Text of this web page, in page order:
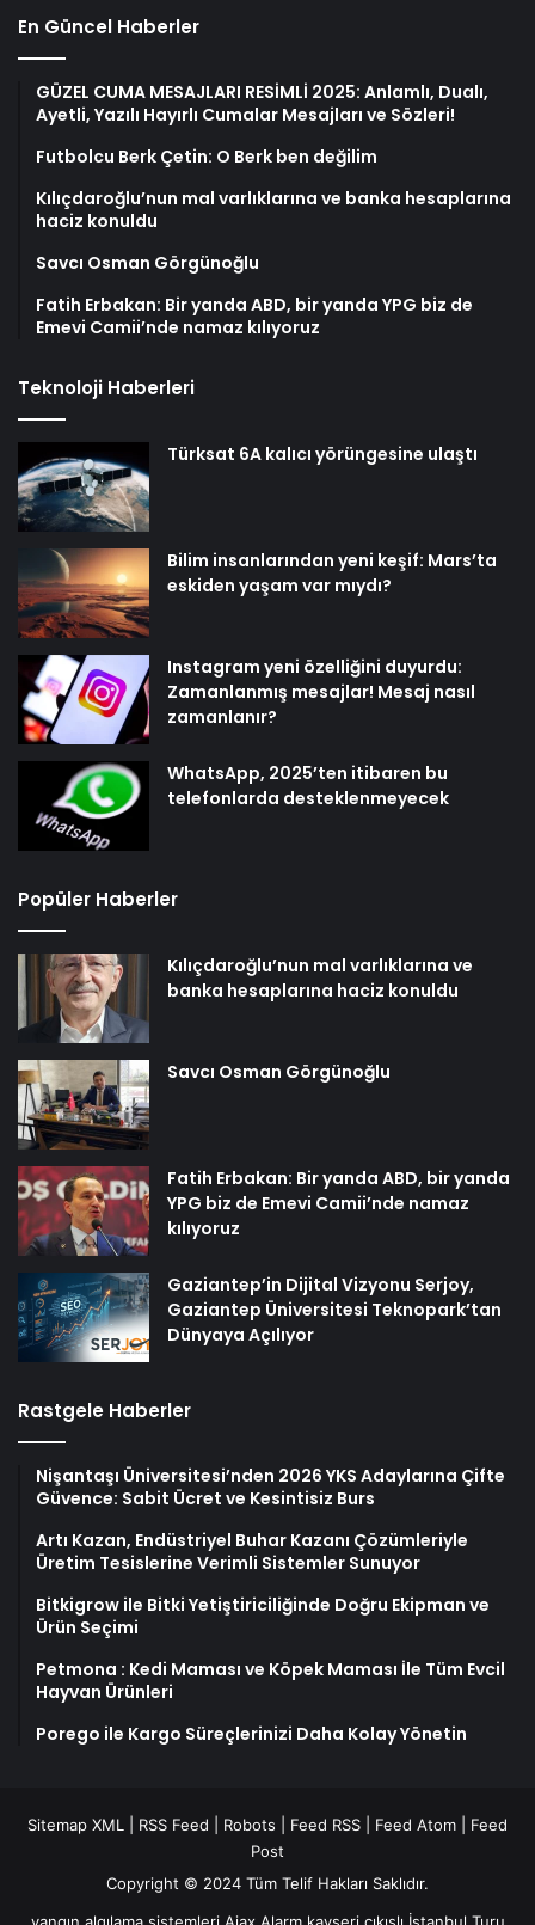
En Güncel Haberler
GÜZEL CUMA MESAJLARI RESİMLİ 2025: Anlamlı, Dualı,
Ayetli, Yazılı Hayırlı Cumalar Mesajları ve Sözleri!
Futbolcu Berk Çetin: O Berk ben değilim
Kılıçdaroğlu’nun mal varlıklarına ve banka hesaplarına
haciz konuldu
Savcı Osman Görgünoğlu
Fatih Erbakan: Bir yanda ABD, bir yanda YPG biz de
Emevi Camii’nde namaz kılıyoruz
Teknoloji Haberleri
Türksat 6A kalıcı yörüngesine ulaştı
Bilim insanlarından yeni keşif: Mars’ta
eskiden yaşam var mıydı?
Instagram yeni özelliğini duyurdu:
Zamanlanmış mesajlar! Mesaj nasıl
zamanlanır?
WhatsApp, 2025’ten itibaren bu
telefonlarda desteklenmeyecek
Popüler Haberler
Kılıçdaroğlu’nun mal varlıklarına ve
banka hesaplarına haciz konuldu
Savcı Osman Görgünoğlu
Fatih Erbakan: Bir yanda ABD, bir yanda
YPG biz de Emevi Camii’nde namaz
kılıyoruz
Gaziantep’in Dijital Vizyonu Serjoy,
Gaziantep Üniversitesi Teknopark’tan
Dünyaya Açılıyor
Rastgele Haberler
Nişantaşı Üniversitesi’nden 2026 YKS Adaylarına Çifte
Güvence: Sabit Ücret ve Kesintisiz Burs
Artı Kazan, Endüstriyel Buhar Kazanı Çözümleriyle
Üretim Tesislerine Verimli Sistemler Sunuyor
Bitkigrow ile Bitki Yetiştiriciliğinde Doğru Ekipman ve
Ürün Seçimi
Petmona : Kedi Maması ve Köpek Maması İle Tüm Evcil
Hayvan Ürünleri
Porego ile Kargo Süreçlerinizi Daha Kolay Yönetin
Sitemap XML RSS Feed Robots Feed RSS Feed Atom
Feed
Post
Copyright © 2024 Tüm Telif Hakları Saklıdır.